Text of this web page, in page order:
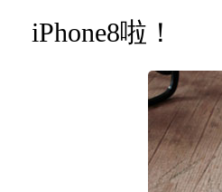
iPhone8啦！